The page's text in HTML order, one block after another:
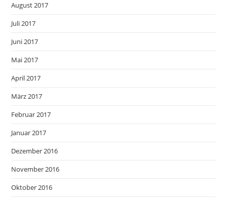
August 2017
Juli 2017
Juni 2017
Mai 2017
April 2017
März 2017
Februar 2017
Januar 2017
Dezember 2016
November 2016
Oktober 2016